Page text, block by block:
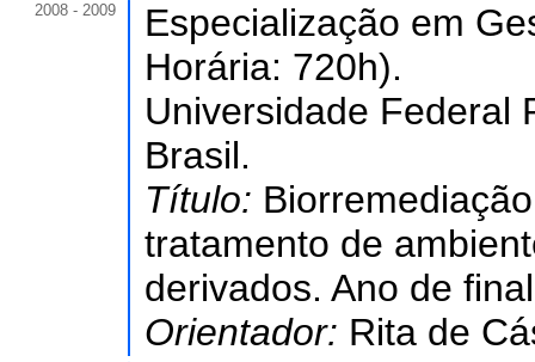
2008 - 2009
Especialização em
Horária: 720h).
Universidade Federal
Brasil.
Título:
tratamento de
derivados. Ano de
Orientador: Rita de